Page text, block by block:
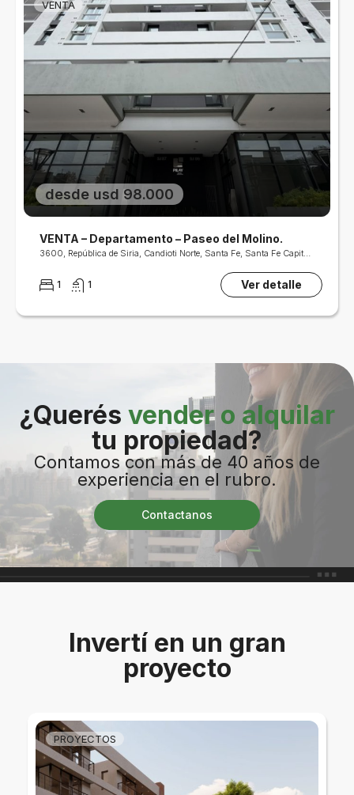
VENTA
desde usd 98.000
VENTA – Departamento – Paseo del Molino.
3600, República de Siria, Candioti Norte, Santa Fe, Santa Fe Capital, Departamento La Capital, Santa Fe, S3000, Argentina
1 1 Ver detalle
¿Querés vender o alquilar
tu propiedad?
Contamos con más de 40 años de
experiencia en el rubro.
Contactanos
Invertí en un gran
proyecto
PROYECTOS